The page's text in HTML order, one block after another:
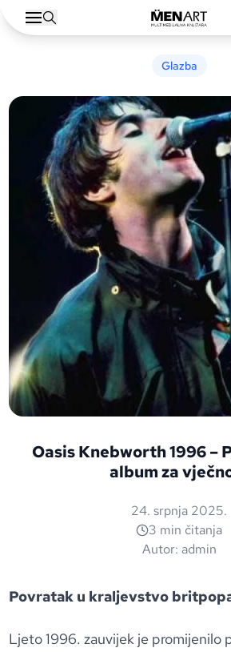
Glazba
Oasis Knebworth 1996 –
album za
24. srpnja 2025.
3 min čitanja
Autor: admin
Povratak u kraljevstvo
Ljeto 1996. zauvijek je promijenilo